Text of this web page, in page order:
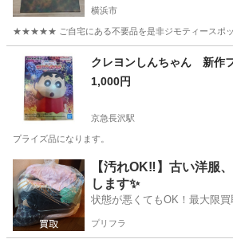
横浜市
★★★★★ ご自宅にある不要品を是非ジモティースポッ
神奈川 横浜市 さだまさし
クレヨンしんちゃん 新作
1,000円
京急長沢駅
プライズ品になります。
神奈川 横須賀市 京急長沢駅 絵本 ク
【汚れOK‼️】古い洋服
します✨
状態が悪くてもOK！最大限買
プリフラ